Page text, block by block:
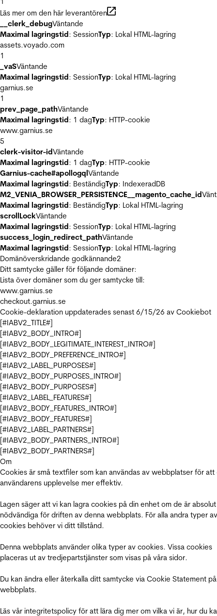
Läs mer om den här leverantören
__clerk_debugVäntande
Maximal lagringstid: SessionTyp: Lokal HTML-lagring
assets.voyado.com
1
_vaSVäntande
Maximal lagringstid: SessionTyp: Lokal HTML-lagring
garnius.se
1
prev_page_pathVäntande
Maximal lagringstid: 1 dagTyp: HTTP-cookie
www.garnius.se
5
clerk-visitor-idVäntande
Maximal lagringstid: 1 dagTyp: HTTP-cookie
Garnius-cache#apollogqlVäntande
Maximal lagringstid: BeständigTyp: IndexeradDB
M2_VENIA_BROWSER_PERSISTENCE__magento_cache_id
Maximal lagringstid: BeständigTyp: Lokal HTML-lagring
scrollLockVäntande
Maximal lagringstid: SessionTyp: Lokal HTML-lagring
success_login_redirect_pathVäntande
Maximal lagringstid: SessionTyp: Lokal HTML-lagring
Domänöverskridande godkännande2
Ditt samtycke gäller för följande domäner:
Lista över domäner som du ger samtycke till:
www.garnius.se
checkout.garnius.se
Cookie-deklaration uppdaterades senast 6/15/26 av Cookiebot
[#IABV2_TITLE#]
[#IABV2_BODY_INTRO#]
[#IABV2_BODY_LEGITIMATE_INTEREST_INTRO#]
[#IABV2_BODY_PREFERENCE_INTRO#]
[#IABV2_LABEL_PURPOSES#]
[#IABV2_BODY_PURPOSES_INTRO#]
[#IABV2_BODY_PURPOSES#]
[#IABV2_LABEL_FEATURES#]
[#IABV2_BODY_FEATURES_INTRO#]
[#IABV2_BODY_FEATURES#]
[#IABV2_LABEL_PARTNERS#]
[#IABV2_BODY_PARTNERS_INTRO#]
[#IABV2_BODY_PARTNERS#]
Om
Cookies är små textfiler som kan användas av webbplatser för att
användarens upplevelse mer effektiv.
Lagen säger att vi kan lagra cookies på din enhet om de är absolut
nödvändiga för driften av denna webbplats. För alla andra typer av
cookies behöver vi ditt tillstånd.
Denna webbplats använder olika typer av cookies. Vissa cookies
placeras ut av tredjepartstjänster som visas på våra sidor.
Du kan ändra eller återkalla ditt samtycke via Cookie Statement
webbplats.
Läs vår integritetspolicy för att lära dig mer om vilka vi är, hur du